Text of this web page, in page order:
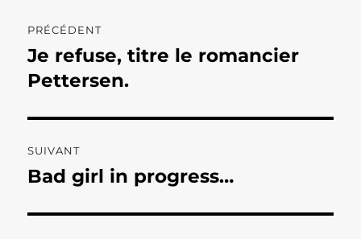
de
l’article
PRÉCÉDENT
Publication
précédente :
Je refuse, titre le romancier
Pettersen.
SUIVANT
Publication
Bad girl in progress…